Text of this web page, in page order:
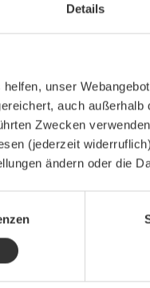
Details
unser
auch
Zwecken
(jederzeit
ändern oder die
conca